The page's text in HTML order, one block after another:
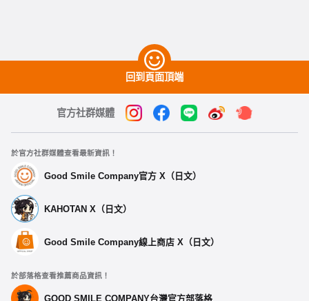
回到頁面頂端
官方社群媒體
於官方社群媒體查看最新資訊！
Good Smile Company官方 X（日文）
KAHOTAN X（日文）
Good Smile Company線上商店 X（日文）
於部落格查看推薦商品資訊！
GOOD SMILE COMPANY台灣官方部落格